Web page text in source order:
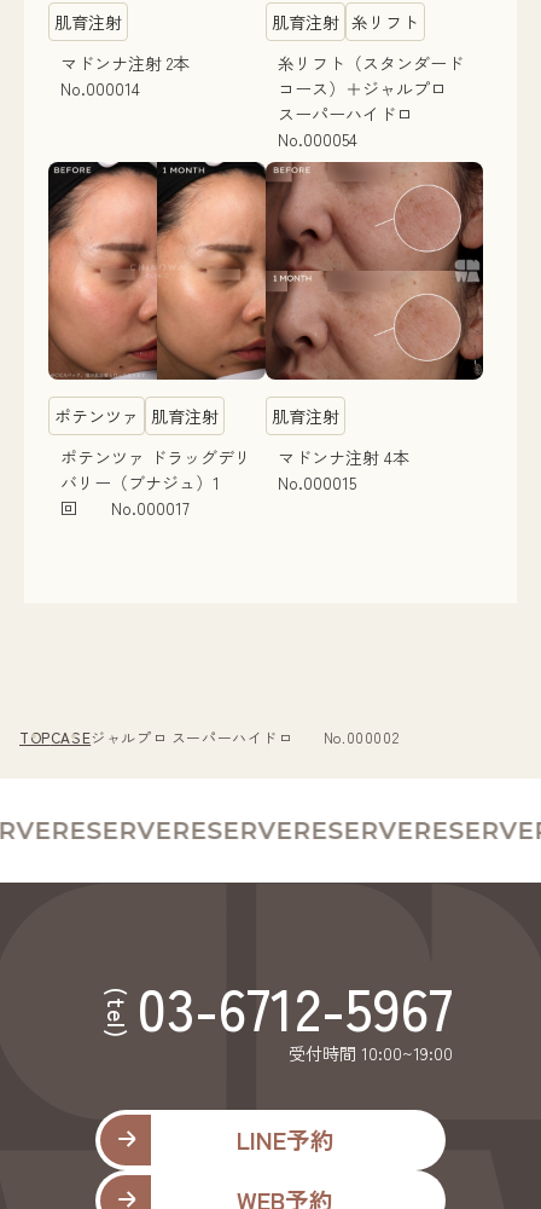
肌育注射
マドンナ注射 2本
No.000014
肌育注射 糸リフト
糸リフト（スタンダード
コース）＋ジャルプロ
スーパーハイドロ
No.000054
ポテンツァ
肌育注射
ポテンツァ ドラッグデリ
バリー（ブナジュ）1
回 No.000017
肌育注射
マドンナ注射 4本
No.000015
TOPCASEジャルプロ スーパーハイドロ No.000002
RESERVERESERVERESERVERESERVE
(tel) 03-6712-5967
受付時間 10:00~19:00
LINE予約
WEB予約